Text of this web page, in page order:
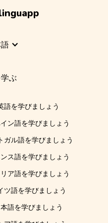
ぶ
語を学びましょう
ン語を学びましょう
ガル語を学びましょう
ス語を学びましょう
ア語を学びましょう
ツ語を学びましょう
語を学びましょう